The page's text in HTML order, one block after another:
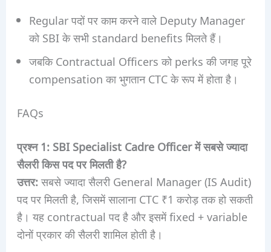
Regular पदों पर काम करने वाले Deputy Manager
को SBI के सभी standard benefits मिलते हैं।
जबकि Contractual Officers को perks की जगह पूरे
compensation का भुगतान CTC के रूप में होता है।
FAQs
प्रश्न 1: SBI Specialist Cadre Officer में सबसे ज्यादा
सैलरी किस पद पर मिलती है?
उत्तर:सबसे ज्यादा सैलरी General Manager (IS Audit)
पद पर मिलती है, जिसमें सालाना CTC ₹1 करोड़ तक हो सकती
है। यह contractual पद है और इसमें fixed + variable
दोनों प्रकार की सैलरी शामिल होती है।